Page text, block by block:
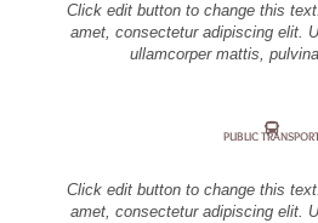
Click edit button to change this
amet, consectetur adipiscing elit.
ullamcorper mattis,
PUBLIC
Click edit button to change this
amet, consectetur adipiscing elit.